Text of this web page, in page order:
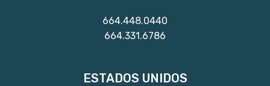
664.448.0440
664.331.6786
ESTADOS UNIDOS